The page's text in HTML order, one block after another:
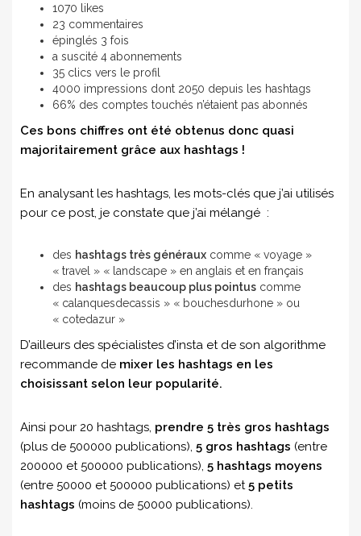
1070 likes
23 commentaires
épinglés 3 fois
a suscité 4 abonnements
35 clics vers le profil
4000 impressions dont 2050 depuis les hashtags
66% des comptes touchés n’étaient pas abonnés
Ces bons chiffres ont été obtenus donc quasi
majoritairement grâce aux hashtags !
En analysant les hashtags, les mots-clés que j’ai utilisés
pour ce post, je constate que j’ai mélangé :
des hashtags très généraux comme « voyage »
« travel » « landscape » en anglais et en français
des hashtags beaucoup plus pointus comme
« calanquesdecassis » « bouchesdurhone » ou
« cotedazur »
D’ailleurs des spécialistes d’insta et de son algorithme
recommande de mixer les hashtags en les
choisissant selon leur popularité.
Ainsi pour 20 hashtags, prendre 5 très gros hashtags
(plus de 500000 publications), 5 gros hashtags (entre
200000 et 500000 publications), 5 hashtags moyens
(entre 50000 et 500000 publications) et5 petits
hashtags (moins de 50000 publications).